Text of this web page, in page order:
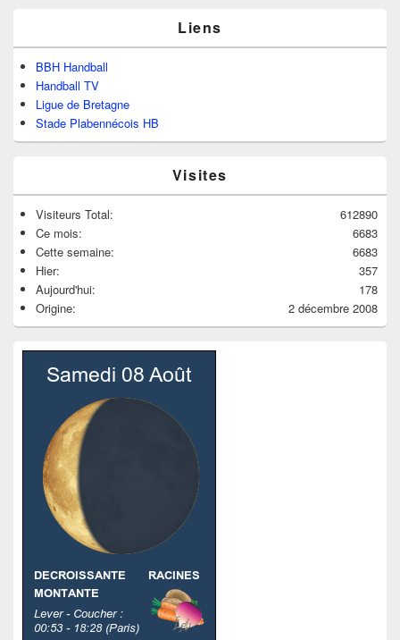
Liens
BBH Handball
Handball TV
Ligue de Bretagne
Stade Plabennécois HB
Visites
612890
Visiteurs Total:
6683
Ce mois:
6683
Cette semaine:
357
Hier:
178
Aujourd'hui:
2 décembre 2008
Origine: